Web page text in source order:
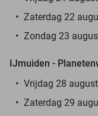
Zaterdag 22
Zondag 23
IJmuiden -
Vrijdag 28
Zaterdag 29